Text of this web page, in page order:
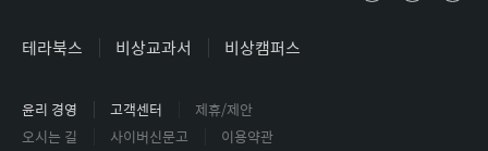
테라북스 비상교과서 비상캠퍼스
윤리 경영 고객센터
제휴/제안
오시는 길
사이버신문고
이용약관